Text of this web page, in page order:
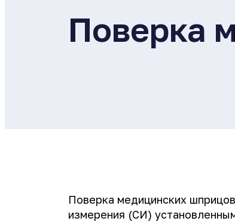
Поверка
Поверка медицинских
измерения (СИ)